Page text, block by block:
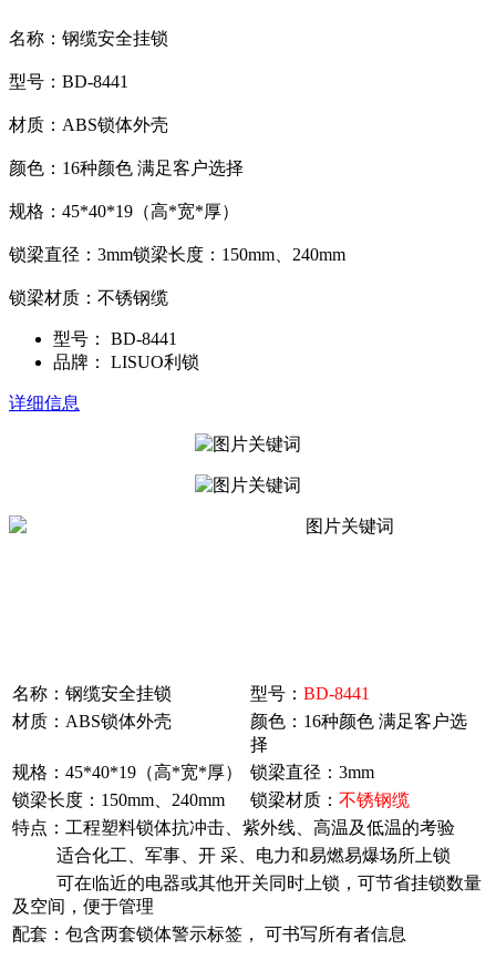
名称：钢缆安全挂锁
型号：BD-8441
材质：ABS锁体外壳
颜色：16种颜色 满足客户选择
规格：45*40*19（高*宽*厚）
锁梁直径：3mm锁梁长度：150mm、240mm
锁梁材质：不锈钢缆
型号：
BD-8441
品牌：
LISUO利锁
详细信息
名称：钢缆安全挂锁 型号： BD-8441
材质：ABS锁体外壳
颜色：16种颜色 满足客户选
择
规格：45*40*19（高*宽*厚）
锁梁直径：3mm
锁梁长度：150mm、240mm
锁梁材质： 不锈钢缆
特点：工程塑料锁体抗冲击、紫外线、高温及低温的考验
适合化工、军事、开 采、电力和易燃易爆场所上锁
可在临近的电器或其他开关同时上锁，可节省挂锁数量
及空间，便于管理
配套：包含两套锁体警示标签， 可书写所有者信息